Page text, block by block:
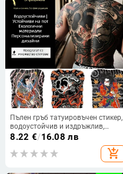
Пълен гръб татуировъчен стикер,
водоустойчив и издръжлив,
издържа 3–5 дни, традиционен
8.22 €/16.08 лв
add_shopping_cart